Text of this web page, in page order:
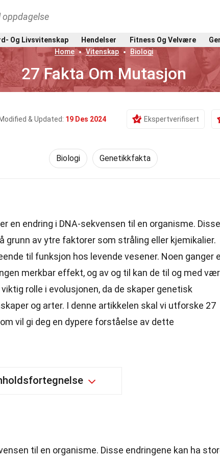
oppdagelse
Og Livsvitenskap Hendelser Fitness Og Velvære
Home
Vitenskap Biologi
27 Fakta Om Mutasjon
Modified & Updated: 19 Des 2024 Ekspertverifisert
Biologi Genetikkfakta
en endring i DNA-sekvensen til en organisme. Disse
grunn av ytre faktorer som stråling eller kjemikalier.
til funksjon hos levende vesener. Noen ganger
merkbar effekt, og av og til kan de til og med
rolle i evolusjonen, da de skaper genetisk
og arter. I denne artikkelen skal vi utforske 27
vil gi deg en dypere forståelse av dette
til en organisme. Disse endringene kan ha